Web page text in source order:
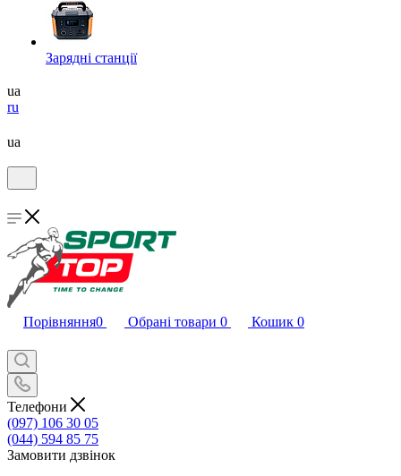
Зарядні станції
ua
ru
ua
Порівняння0 Обрані товари 0 Кошик 0
Телефони
(097) 106 30 05
(044) 594 85 75
Замовити дзвінок